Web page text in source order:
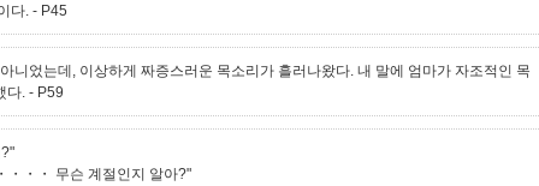
다. - P45
니었는데, 이상하게 짜증스러운 목소리가 흘러나왔다. 내 말에 엄마가 자조적인 목
다. - P59
・・・ 무슨 계절인지 알아?"